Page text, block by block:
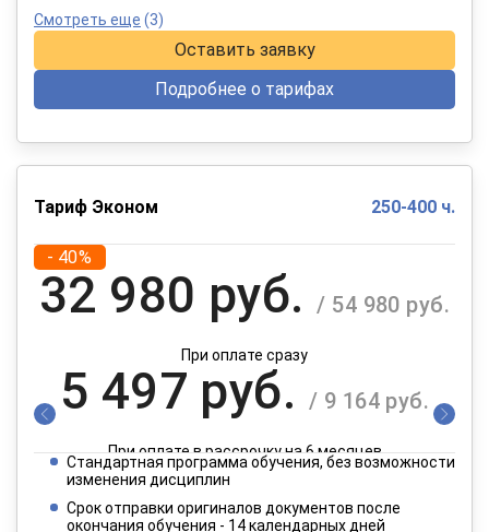
Смотреть еще (3)
Оставить заявку
Подробнее о тарифах
Тариф Эконом 250-400 ч.
- 40%
32 980 руб. / 54 980 руб.
При оплате сразу
5 497 руб. / 9 164 руб.
При оплате в рассрочку на 6 месяцев
2 749 руб.
Стандартная программа обучения, без возможности
изменения дисциплин
Срок отправки оригиналов документов после
окончания обучения - 14 календарных дней